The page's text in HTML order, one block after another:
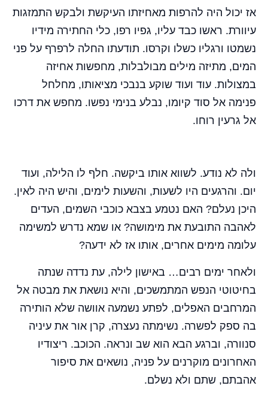
אז יכול היה להרפות מאחיזתו העיקשת ולבקש התמזגות
עיוורת. ראשו כבד עליו, גפיו רפו, כלי החתירה מידיו
נשמטו ורגליו כשלו וקרסו. תודעתו החלה לרפרף על פני
המים, מתיזה מילים מבולבלות, מחפשות אחיזה
במצולות. עוד ועוד שוקע בנבכי מציאותו, מחלחל
פנימה אל סוד קיומו, נבלע בנימי נפשו. מחפש את דרכו
אל גרעין רוחו.
ולה לא נודע. לשווא אותו ביקשה. חלף לו הלילה, ועוד
יום. והרגעים היו לשעות, והשעות לימים, והיש היה לאין.
היכן נעלם? האם נטמע בצבא כוכבי השמים, העדים
לאהבה התובעת את מימושה? או שמא נדרש למשימה
עלומה מימים אחרים, אותו אז לא ידעה?
ולאחר ימים רבים… באישון לילה, עת נדדה שנתה
בחיטוטי הנפש המתמשכים, והיא נושאת את מבטה אל
המרחבים האפלים, לפתע נשמעה אוושה שלא הותירה
בה ספק לפשרה. נשימתה נעצרה, קרן אור את עיניה
סנוורה, וברגע הבא הוא שב ונראה. הכוכב. ריצודיו
האחרונים מוקרנים על פניה, נושאים את סיפור
אהבתם, שתם ולא נשלם.